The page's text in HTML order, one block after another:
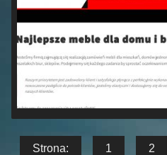
Strona: 1 2